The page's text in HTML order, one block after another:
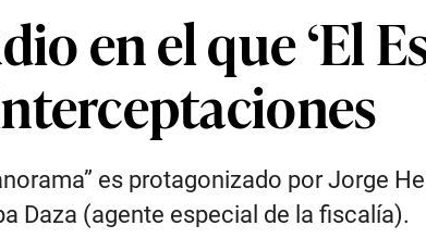
en el que ‘El
es protagonizado por Jorge
Daza (agente especial de la fiscalía).